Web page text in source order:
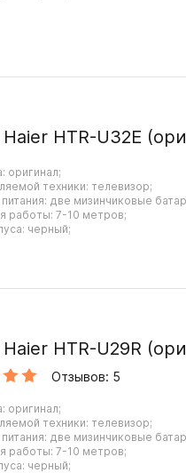
HTR-U32E
оригинал;
техники: телевизор;
две мизинчиковые
работы: 7-10 метров;
черный;
HTR-U29R
Отзывов: 5
оригинал;
техники: телевизор;
две мизинчиковые
работы: 7-10 метров;
черный;